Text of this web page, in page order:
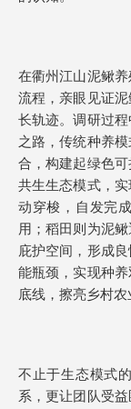
在衢州江山泥鳅
流程，亲眼见证
长轨迹。调研过
之路，传统种养
合，构建起绿色
共生生态模式，
动穿梭，自发完
用；稻田则为泥
庇护空间，形成
能瓶颈，实现种
底线，擦亮乡村农
不止于生态模式
系，更让团队受